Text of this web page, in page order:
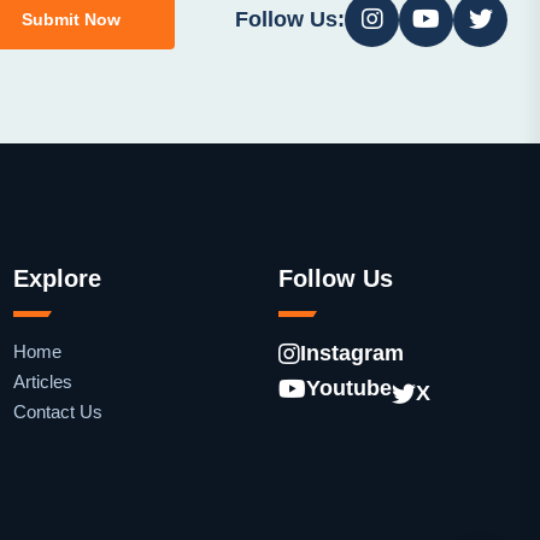
Submit Now Follow Us:
Explore
Home
Articles
Contact Us
Follow Us
Instagram
Youtube
X